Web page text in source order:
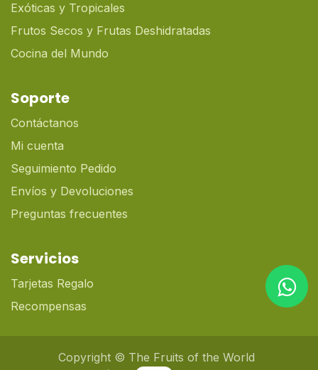
Exóticas y Tropicales
Frutos Secos y Frutas Deshidratadas
Cocina del Mundo
Soporte
Contáctanos
Mi cuenta
Seguimiento Pedido
Envíos y Devoluciones
Preguntas frecuentes
Servicios
Tarjetas Regalo
Recompensas
Copyright © The Fruits of the World